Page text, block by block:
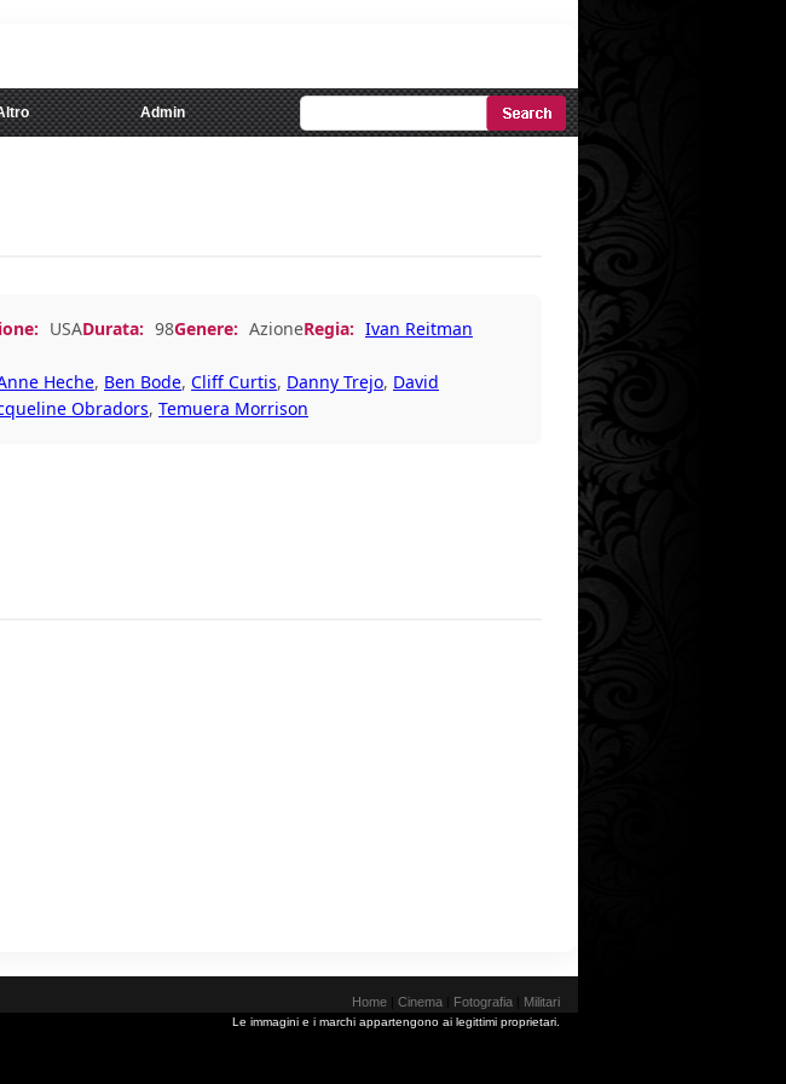
Admin
USADurata: 98Genere: AzioneRegia: Ivan Reitman
Heche, Ben Bode, Cliff Curtis, Danny Trejo, David
Obradors, Temuera Morrison
Home Cinema Fotografia Militari
Le immagini e i marchi appartengono ai legittimi proprietari.